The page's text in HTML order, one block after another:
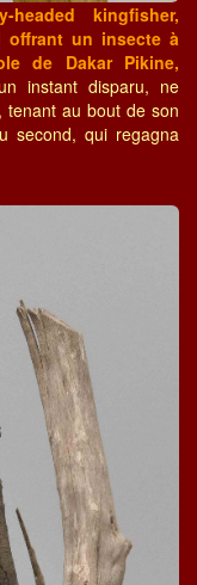
kingfisher,
offrant un insecte à
de Dakar Pikine,
instant disparu, ne
tenant au bout de son
second, qui regagna